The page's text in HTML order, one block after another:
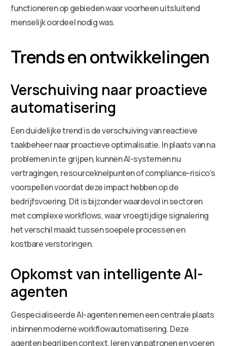
functioneren op gebieden waar voorheen uitsluitend
menselijk oordeel nodig was.
Trends en ontwikkelingen
Verschuiving naar proactieve
automatisering
Een duidelijke trend is de verschuiving van reactieve
taakbeheer naar proactieve optimalisatie. In plaats van na
problemen in te grijpen, kunnen AI-systemen nu
vertragingen, resourceknelpunten of compliance-risico’s
voorspellen voordat deze impact hebben op de
bedrijfsvoering. Dit is bijzonder waardevol in sectoren
met complexe workflows, waar vroegtijdige signalering
het verschil maakt tussen soepele processen en
kostbare verstoringen.
Opkomst van intelligente AI-
agenten
Gespecialiseerde AI-agenten nemen een centrale plaats
in binnen moderne workflowautomatisering. Deze
agenten begrijpen context, leren van patronen en voeren